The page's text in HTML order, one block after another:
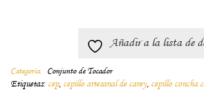
Añadir a la lista de
Categoría: Conjunto de Tocador
Etiquetas: cep, cepillo artesanal de carey, cepillo concha